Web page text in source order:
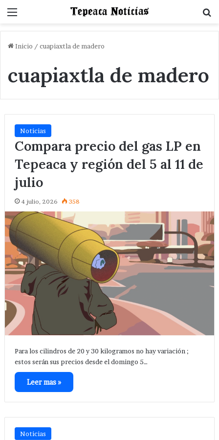
Menu
Inicio / cuapiaxtla de madero
cuapiaxtla de madero
Noticias
Compara precio del gas LP en
Tepeaca y región del 5 al 11 de
julio
4 julio, 2026 358
Para los cilindros de 20 y 30 kilogramos no hay variación ;
estos serán sus precios desde el domingo 5…
Leer mas »
Noticias